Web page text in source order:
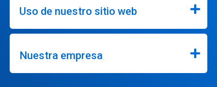
Uso de nuestro sitio web
Nuestra empresa